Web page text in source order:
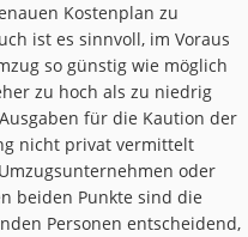
Kostenplan zu
ist es sinnvoll, im Voraus
so günstig wie möglich
zu hoch als zu niedrig
für die Kaution der
nicht privat vermittelt
oder
beiden Punkte sind die
Personen entscheidend,